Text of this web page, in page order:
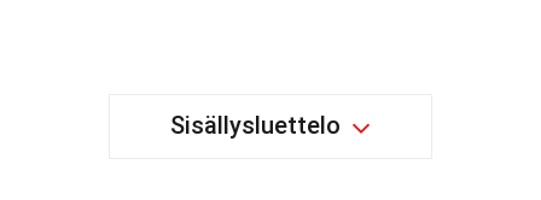
Sisällysluettelo